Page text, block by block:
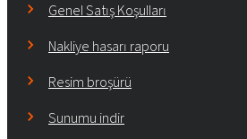
Genel Satış Koşulları
Nakliye hasarı raporu
Resim broşürü
Sunumu indir